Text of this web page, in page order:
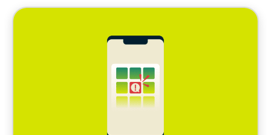
Cybersäkerhet
Nytt om ExpressVPN